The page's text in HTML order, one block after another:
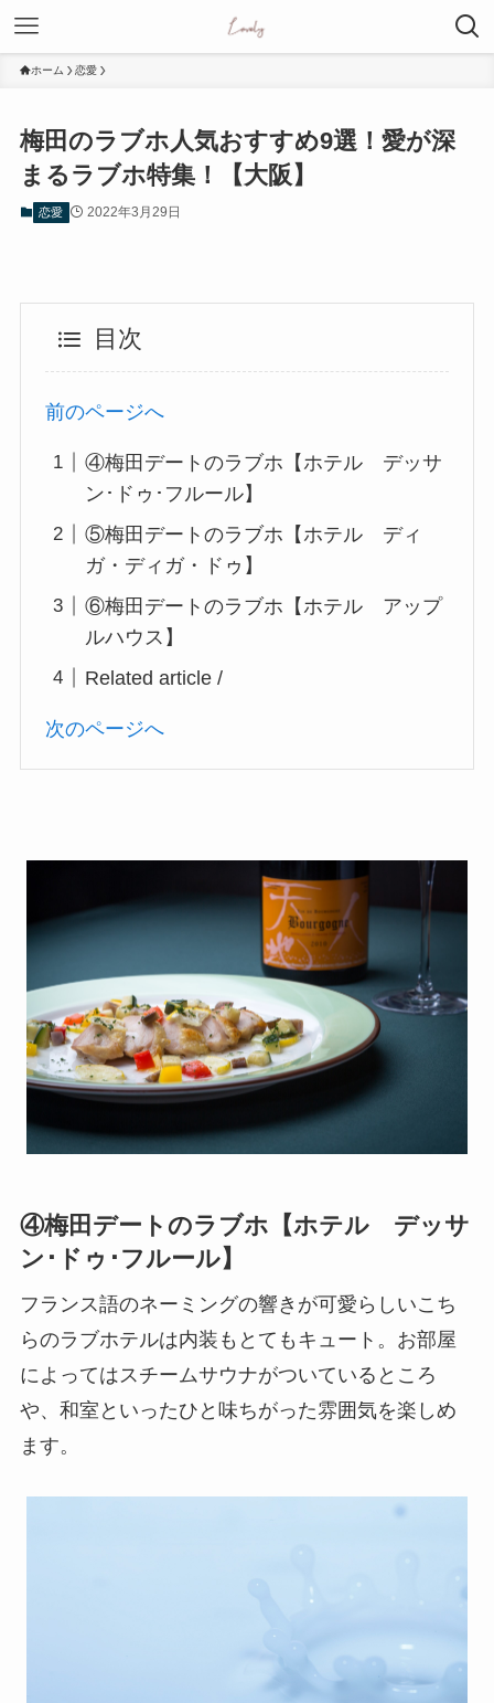
ホーム 恋愛
梅田のラブホ人気おすすめ9選！愛が深
まるラブホ特集！【大阪】
恋愛 2022年3月29日
目次
前のページへ
④梅田デートのラブホ【ホテル デッサ
ン･ドゥ･フルール】
⑤梅田デートのラブホ【ホテル ディ
ガ・ディガ・ドゥ】
⑥梅田デートのラブホ【ホテル アップ
ルハウス】
Related article /
次のページへ
④梅田デートのラブホ【ホテル デッサ
ン･ドゥ･フルール】
フランス語のネーミングの響きが可愛らしいこち
らのラブホテルは内装もとてもキュート。お部屋
によってはスチームサウナがついているところ
や、和室といったひと味ちがった雰囲気を楽しめ
ます。